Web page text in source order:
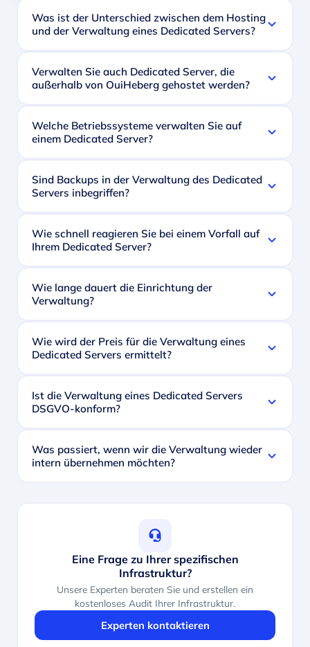
Was ist der Unterschied zwischen dem Hosting
und der Verwaltung eines Dedicated Servers?
Verwalten Sie auch Dedicated Server, die
außerhalb von OuiHeberg gehostet werden?
Welche Betriebssysteme verwalten Sie auf
einem Dedicated Server?
Sind Backups in der Verwaltung des Dedicated
Servers inbegriffen?
Wie schnell reagieren Sie bei einem Vorfall auf
Ihrem Dedicated Server?
Wie lange dauert die Einrichtung der
Verwaltung?
Wie wird der Preis für die Verwaltung eines
Dedicated Servers ermittelt?
Ist die Verwaltung eines Dedicated Servers
DSGVO-konform?
Was passiert, wenn wir die Verwaltung wieder
intern übernehmen möchten?
Eine Frage zu Ihrer spezifischen
Infrastruktur?
Unsere Experten beraten Sie und erstellen ein
kostenloses Audit Ihrer Infrastruktur.
Experten kontaktieren